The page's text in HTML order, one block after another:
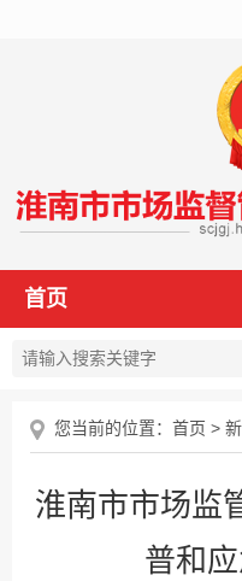
首页
您当前的位置： 首页 >
淮南市市场监
普和